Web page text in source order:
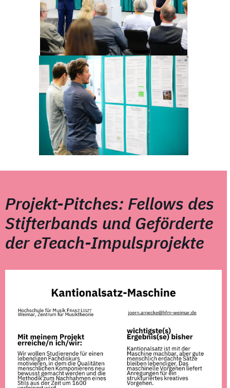
Projekt-Pitches: Fellows des
Stifterbands und Geförderte
der eTeach-Impulsprojekte